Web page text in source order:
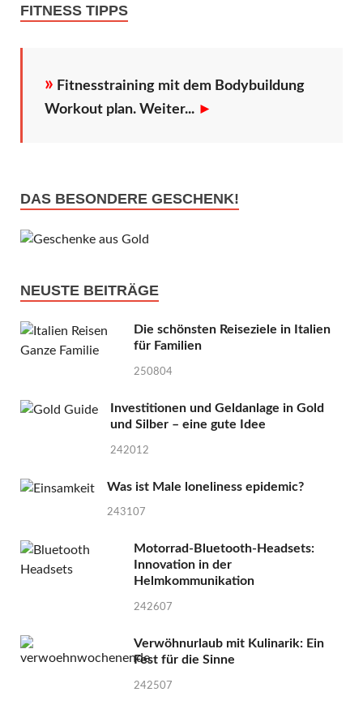
FITNESS TIPPS
» Fitnesstraining mit dem Bodybuildung
Workout plan. Weiter... ►
DAS BESONDERE GESCHENK!
NEUSTE BEITRÄGE
Die schönsten Reiseziele in Italien
für Familien
250804
Investitionen und Geldanlage in Gold
und Silber – eine gute Idee
242012
Was ist Male loneliness epidemic?
243107
Motorrad-Bluetooth-Headsets:
Innovation in der
Helmkommunikation
242607
Verwöhnurlaub mit Kulinarik: Ein
Fest für die Sinne
242507